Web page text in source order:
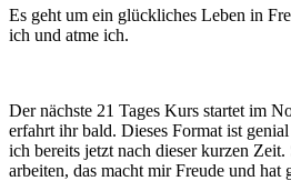
Es geht um ein glückliches Leben in
ich und atme ich.
Der nächste 21 Tages Kurs startet im
erfahrt ihr bald. Dieses Format ist
ich bereits jetzt nach dieser kurzen
arbeiten, das macht mir Freude und hat